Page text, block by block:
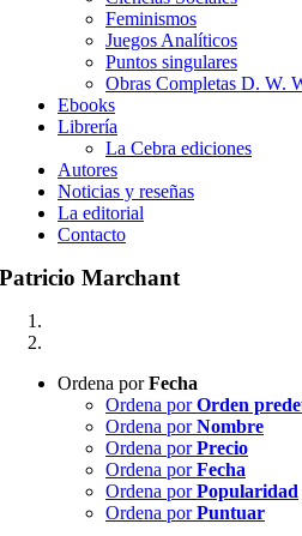
Feminismos
Juegos Analíticos
Puntos singulares
Obras Completas D. W.
Ebooks
Librería
La Cebra ediciones
Autores
Noticias y reseñas
La editorial
Contacto
Patricio Marchant
Ordena porFecha
Ordena porOrden
Ordena porNombre
Ordena porPrecio
Ordena porFecha
Ordena porPopularidad
Ordena porPuntuar